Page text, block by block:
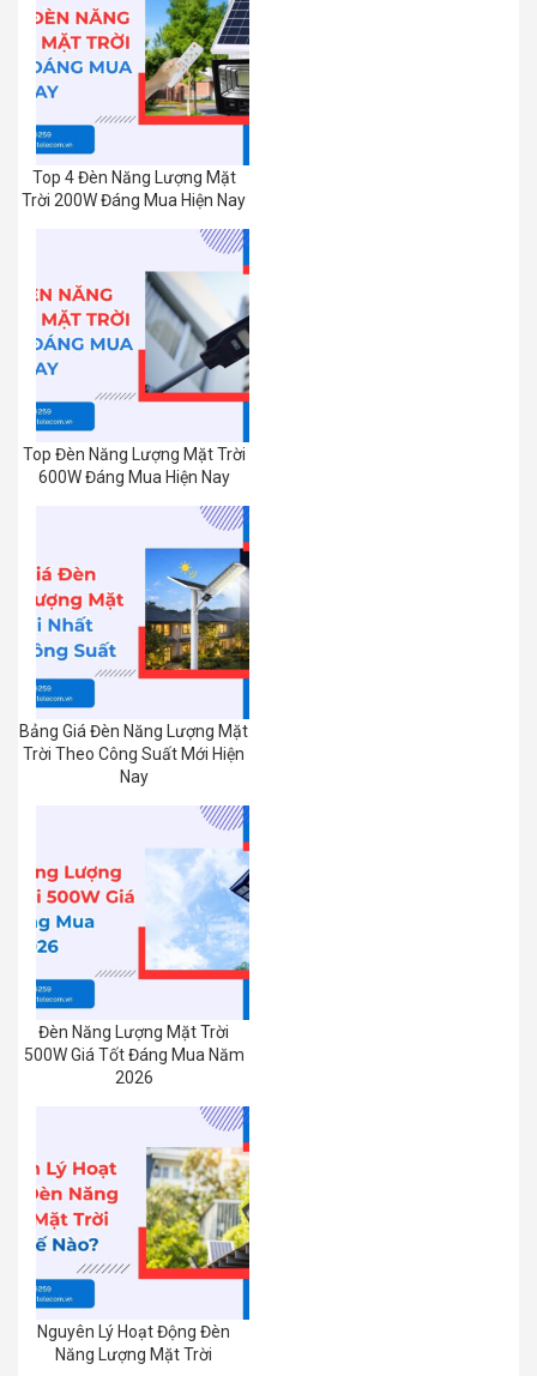
Top 4 Đèn Năng Lượng Mặt
Trời 200W Đáng Mua Hiện Nay
Top Đèn Năng Lượng Mặt Trời
600W Đáng Mua Hiện Nay
Bảng Giá Đèn Năng Lượng Mặt
Trời Theo Công Suất Mới Hiện
Nay
Đèn Năng Lượng Mặt Trời
500W Giá Tốt Đáng Mua Năm
2026
Nguyên Lý Hoạt Động Đèn
Năng Lượng Mặt Trời